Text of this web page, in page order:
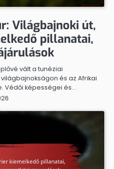
Világbajnoki út,
pillanatai,
vált a tunéziai
és az Afrikai
Védői képességei és…